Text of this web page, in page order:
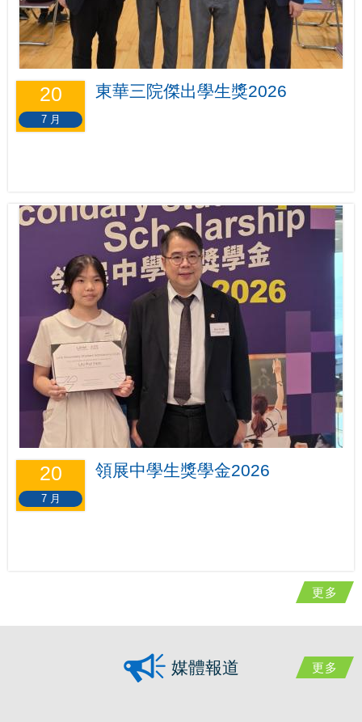
20
7 月
東華三院傑出學生獎2026
20
7 月
領展中學生獎學金2026
更多
更多
媒體報道